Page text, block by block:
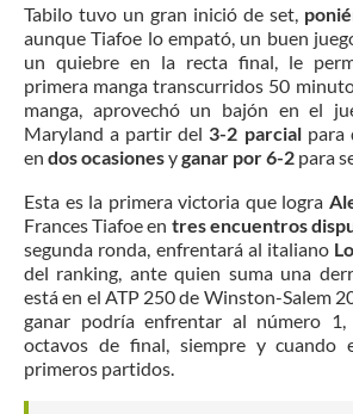
Tabilo tuvo un gran inició de set,
aunque Tiafoe lo empató, un buen
un quiebre en la recta final, le
primera manga transcurridos 50
manga, aprovechó un bajón en el
Maryland a partir del 3-2 parcialpara
en dos ocasionesyganar por 6-2 para
Esta es la primera victoria que logra
Frances Tiafoe en tres encuentros
segunda ronda, enfrentará al italiano
del ranking, ante quien suma una
está en el ATP 250 de Winston-Salem
ganar podría enfrentar al número 1,
octavos de final, siempre y cuando
primeros partidos.